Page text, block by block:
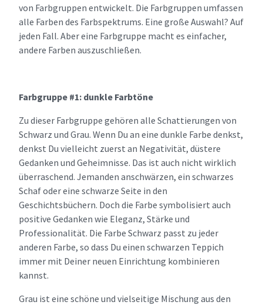
von Farbgruppen entwickelt. Die Farbgruppen umfassen
alle Farben des Farbspektrums. Eine große Auswahl? Auf
jeden Fall. Aber eine Farbgruppe macht es einfacher,
andere Farben auszuschließen.
Farbgruppe #1: dunkle Farbtöne
Zu dieser Farbgruppe gehören alle Schattierungen von
Schwarz und Grau. Wenn Du an eine dunkle Farbe denkst,
denkst Du vielleicht zuerst an Negativität, düstere
Gedanken und Geheimnisse. Das ist auch nicht wirklich
überraschend. Jemanden anschwärzen, ein schwarzes
Schaf oder eine schwarze Seite in den
Geschichtsbüchern. Doch die Farbe symbolisiert auch
positive Gedanken wie Eleganz, Stärke und
Professionalität. Die Farbe Schwarz passt zu jeder
anderen Farbe, so dass Du einen schwarzen Teppich
immer mit Deiner neuen Einrichtung kombinieren
kannst.
Grau ist eine schöne und vielseitige Mischung aus den